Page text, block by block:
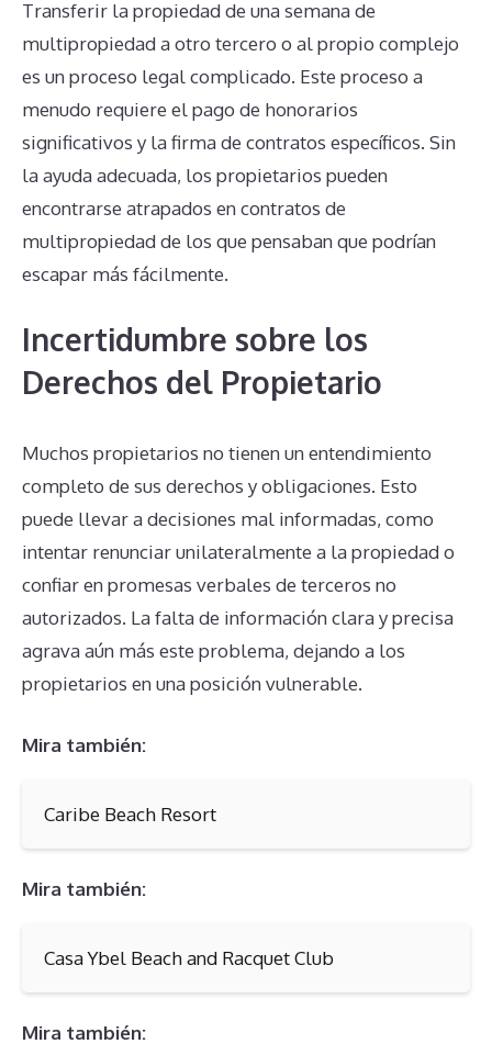
Transferir la propiedad de una semana de
multipropiedad a otro tercero o al propio complejo
es un proceso legal complicado. Este proceso a
menudo requiere el pago de honorarios
significativos y la firma de contratos específicos. Sin
la ayuda adecuada, los propietarios pueden
encontrarse atrapados en contratos de
multipropiedad de los que pensaban que podrían
escapar más fácilmente.
Incertidumbre sobre los
Derechos del Propietario
Muchos propietarios no tienen un entendimiento
completo de sus derechos y obligaciones. Esto
puede llevar a decisiones mal informadas, como
intentar renunciar unilateralmente a la propiedad o
confiar en promesas verbales de terceros no
autorizados. La falta de información clara y precisa
agrava aún más este problema, dejando a los
propietarios en una posición vulnerable.
Mira también:
Caribe Beach Resort
Mira también:
Casa Ybel Beach and Racquet Club
Mira también: